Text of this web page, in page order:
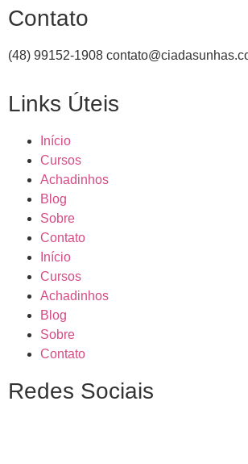
Contato
(48) 99152-1908
Links Úteis
Início
Cursos
Achadinhos
Blog
Sobre
Contato
Início
Cursos
Achadinhos
Blog
Sobre
Contato
Redes Sociais